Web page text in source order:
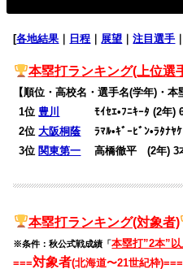
[各地結果 日程 展望 ｜注目選手
本塁打ランキング(上位選
【順位・高校名・選手名(学年)・本
01位豊川
ﾓｲｾｴ•ﾌﾆｷｰﾀ (2年)
02位大阪桐蔭 ﾗﾏﾙ•ｷﾞｰﾋﾞﾝ•ﾗﾀﾅﾔ
03位 関東第一 高橋徹平 (2年) 3
本塁打ランキング(対象者)
※条件：秋公式戦成績「本塁打”2本”以
===対象者(北海道〜21世紀枠)